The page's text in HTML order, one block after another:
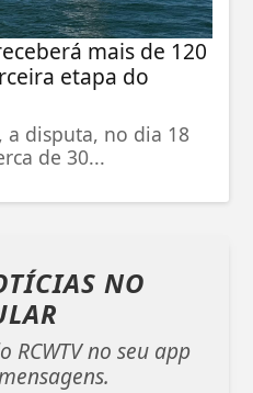
mais de 120
etapa do
a disputa, no dia 18
de 30...
NO
RCWTV no seu app